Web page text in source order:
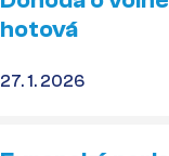
hotová
27. 1. 2026